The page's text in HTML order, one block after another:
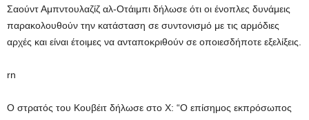
Σαούντ Αμπντουλαζίζ αλ-Οτάιμπι δήλωσε ότι οι ένοπλες δυνάμεις
παρακολουθούν την κατάσταση σε συντονισμό με τις αρμόδιες
αρχές και είναι έτοιμες να ανταποκριθούν σε οποιεσδήποτε εξελίξεις.
rn
Ο στρατός του Κουβέιτ δήλωσε στο X: “Ο επίσημος εκπρόσωπος